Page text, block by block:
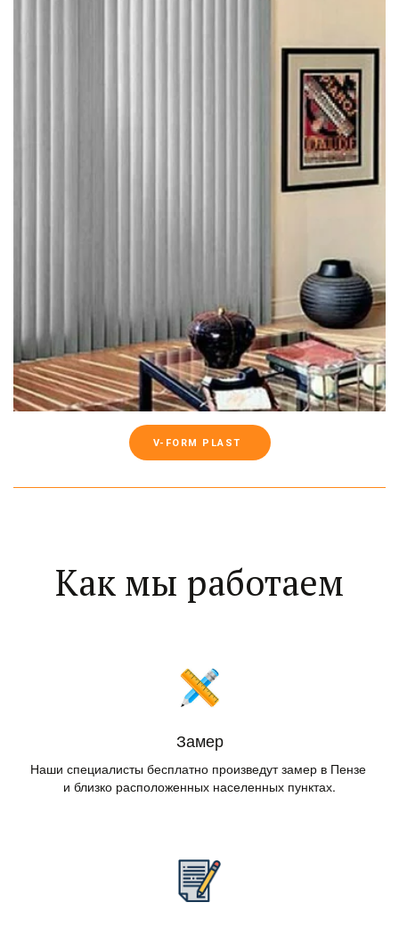
V-FORM PLAST
Как мы работаем
Замер
Наши специалисты бесплатно произведут замер в Пензе
и близко расположенных населенных пунктах.